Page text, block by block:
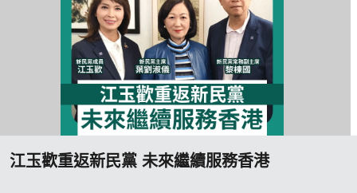
登記支持
江玉歡重返新民黨 未來繼續服務香港